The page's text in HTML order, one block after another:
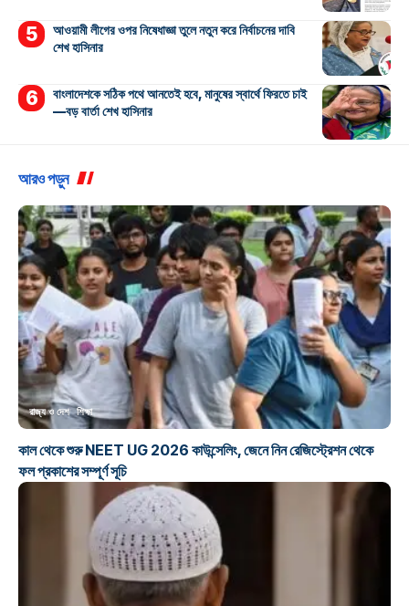
আওয়ামী লীগের ওপর নিষেধাজ্ঞা তুলে নতুন করে নির্বাচনের দাবি
শেখ হাসিনার
বাংলাদেশকে সঠিক পথে আনতেই হবে, মানুষের স্বার্থে ফিরতে চাই
—বড় বার্তা শেখ হাসিনার
আরও পড়ুন
রাজ্য ও দেশ শিক্ষা
কাল থেকে শুরু NEET UG 2026 কাউন্সেলিং, জেনে নিন রেজিস্ট্রেশন থেকে
ফল প্রকাশের সম্পূর্ণ সূচি